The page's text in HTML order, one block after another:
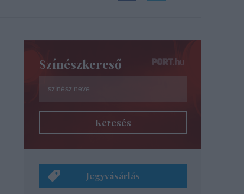
Színészkereső
Keresés
Jegyvásárlás